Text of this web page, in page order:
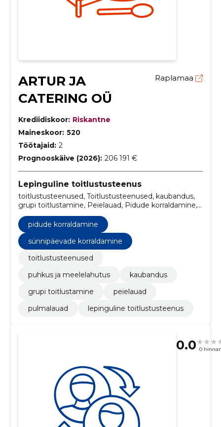
ARTUR JA
CATERING OÜ
Raplamaa
Krediidiskoor: Riskantne
Maineskoor: 520
Töötajaid: 2
Prognooskäive (2026): 206 191 €
Lepinguline toitlustusteenus
toitlustusteenused, Toitlustusteenused, kaubandus,
grupi toitlustamine, Peielauad, Pidude korraldamine,
Pulmalauad, Sünnipäevade korraldamine, puhkus ja
meelelahutus
pidude korraldamine
sünnipäevade korraldamine
toitlustusteenused
puhkus ja meelelahutus
kaubandus
grupi toitlustamine
peielauad
pulmalauad
lepinguline toitlustusteenus
0.0 0